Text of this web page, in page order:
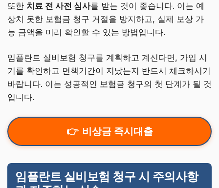
또한 치료 전 사전 심사를 받는 것이 좋습니다. 이는 예
상치 못한 보험금 청구 거절을 방지하고, 실제 보상 가
능 금액을 미리 확인할 수 있는 방법입니다.
임플란트 실비보험 청구를 계획하고 계신다면, 가입 시
기를 확인하고 면책기간이 지났는지 반드시 체크하시기
바랍니다. 이는 성공적인 보험금 청구의 첫 단계가 될 것
입니다.
비상금 즉시대출
임플란트 실비보험 청구 시 주의사항